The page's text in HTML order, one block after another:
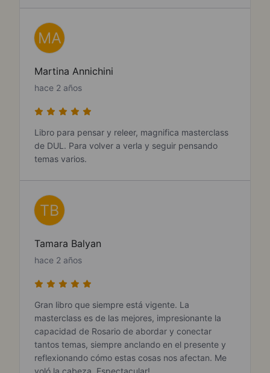
MA
Martina Annichini
hace 2 años
Libro para pensar y releer, magnifica masterclass
de DUL. Para volver a verla y seguir pensando
temas varios.
TB
Tamara Balyan
hace 2 años
Gran libro que siempre está vigente. La
masterclass es de las mejores, impresionante la
capacidad de Rosario de abordar y conectar
tantos temas, siempre anclando en el presente y
reflexionando cómo estas cosas nos afectan. Me